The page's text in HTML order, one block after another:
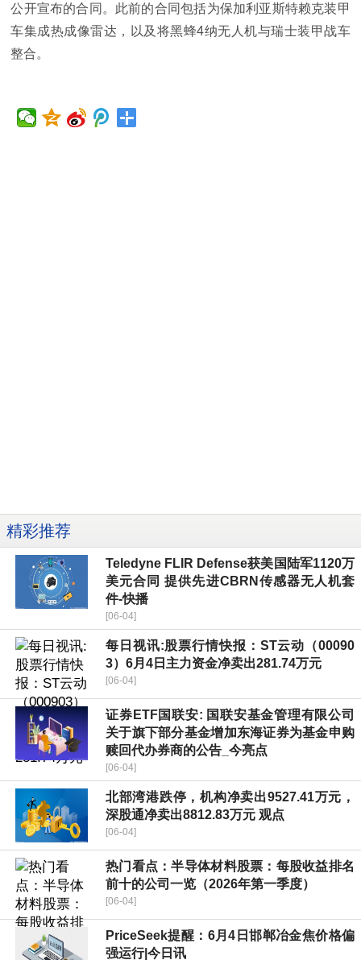
公开宣布的合同。此前的合同包括为保加利亚斯特赖克装甲
车集成热成像雷达，以及将黑蜂4纳无人机与瑞士装甲战车
整合。
精彩推荐
Teledyne FLIR Defense获美国陆军1120万
美元合同 提供先进CBRN传感器无人机套
件-快播
[06-04]
每日视讯:股票行情快报：ST云动（00090
3）6月4日主力资金净卖出281.74万元
[06-04]
证券ETF国联安: 国联安基金管理有限公司
关于旗下部分基金增加东海证券为基金申购
赎回代办券商的公告_今亮点
[06-04]
北部湾港跌停，机构净卖出9527.41万元，
深股通净卖出8812.83万元 观点
[06-04]
热门看点：半导体材料股票：每股收益排名
前十的公司一览（2026年第一季度）
[06-04]
PriceSeek提醒：6月4日邯郸冶金焦价格偏
强运行|今日讯